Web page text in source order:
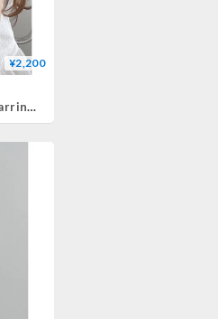
¥2,200
Fil. /heart range earring (即納)2colo/ 2type